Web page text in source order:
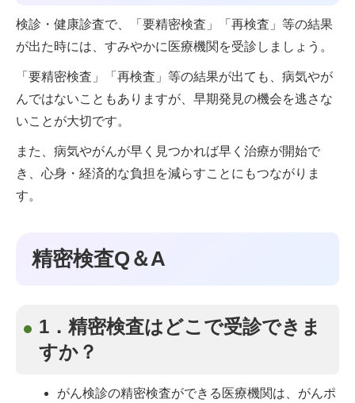
検診・健康診査で、「要精密検査」「再検査」等の結果
が出た時には、すみやかに医療機関を受診しましょう。
「要精密検査」「再検査」等の結果が出ても、病気やが
んではないこともありますが、早期発見の機会を逃さな
いことが大切です。
また、病気やがんが早く見つかれば早く治療が開始で
き、心身・経済的な負担を減らすことにもつながりま
す。
精密検査Q＆A
1．精密検査はどこで受診できま
すか？
がん検診の精密検査ができる医療機関は、がんポ